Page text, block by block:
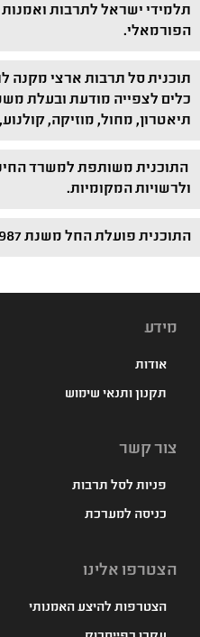
תלמידי ישראל לתרבות
הפורמאלי.
תוכנית סל תרבות ארצי מקנה
כלים לצפייה מודעת ובעלת
תיאטרון, מחול, מוזיקה,
התוכנית משותפת למשרד
ולרשויות המקומיות.
התוכנית פועלת החל משנת 1987.
מידע
אודות
תקנון ותנאי שימוש
צור קשר
פניות לסל תרבות
כניסה למערכת
הצטרפו אלינו
הצטרפות להיצע האמנותי